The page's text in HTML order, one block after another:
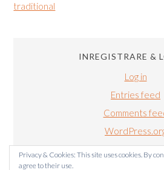
traditional
INREGISTRARE &
Log in
Entries feed
Comments
Privacy & Cookies: This site uses cookies. By
agree to their use.